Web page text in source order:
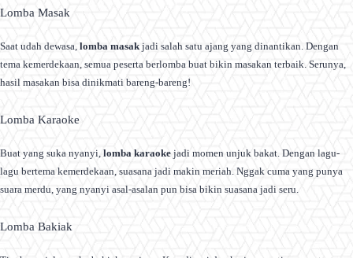
Lomba Masak
Saat udah dewasa, lomba masak jadi salah satu ajang yang dinantikan. Dengan
tema kemerdekaan, semua peserta berlomba buat bikin masakan terbaik. Serunya,
hasil masakan bisa dinikmati bareng-bareng!
Lomba Karaoke
Buat yang suka nyanyi, lomba karaoke jadi momen unjuk bakat. Dengan lagu-
lagu bertema kemerdekaan, suasana jadi makin meriah. Nggak cuma yang punya
suara merdu, yang nyanyi asal-asalan pun bisa bikin suasana jadi seru.
Lomba Bakiak